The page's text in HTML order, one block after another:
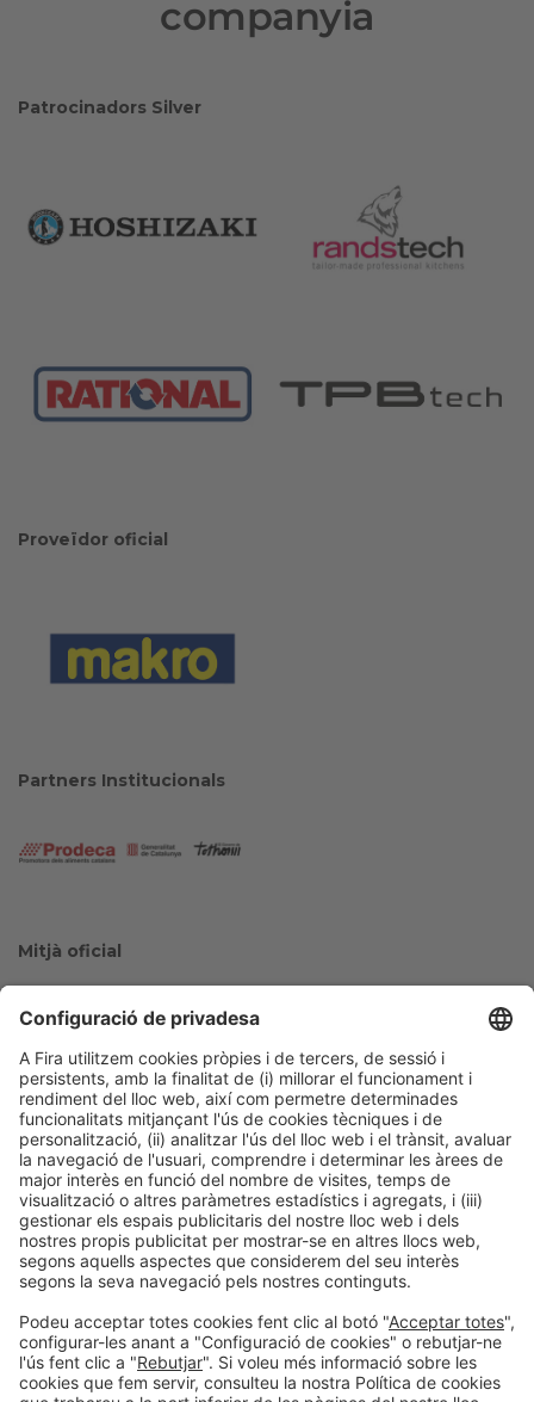
companyia
Patrocinadors Silver
Proveïdor oficial
Partners Institucionals
Mitjà oficial
Col·laboradors